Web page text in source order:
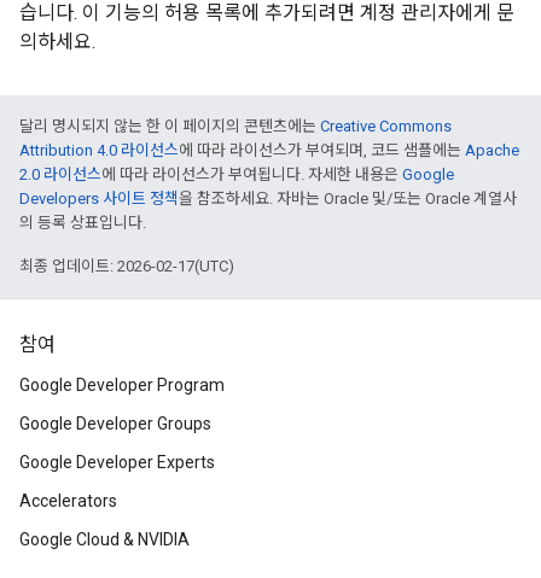
습니다. 이 기능의 허용 목록에 추가되려면 계정 관리자에게 문
의하세요.
달리 명시되지 않는 한 이 페이지의 콘텐츠에는 Creative Commons
Attribution 4.0 라이선스에 따라 라이선스가 부여되며, 코드 샘플에는 Apache
2.0 라이선스에 따라 라이선스가 부여됩니다. 자세한 내용은 Google
Developers 사이트 정책을 참조하세요. 자바는 Oracle 및/또는 Oracle 계열사
의 등록 상표입니다.
최종 업데이트: 2026-02-17(UTC)
참여
Google Developer Program
Google Developer Groups
Google Developer Experts
Accelerators
Google Cloud & NVIDIA